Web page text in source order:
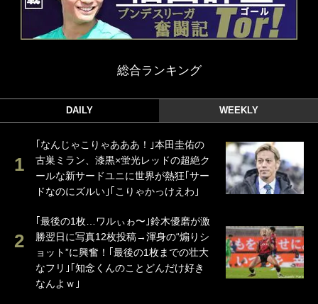
総合ランキング
DAILY WEEKLY
｢なんじゃこりゃあああ！｣本田圭佑の
古巣ミラン、漆黒×蛍光レッドの超絶ク
ールな新サードユニに世界が熱狂｢サー
ドなのにズルい｣｢こりゃかっけえわ｣
｢最後の1枚…ワルぃゎ〜｣鈴木優磨が激
勝翌日に写真12枚投稿→渾身の“煽りシ
ョット”に興奮！｢最後の1枚までの壮大
なフリ｣｢知念くんのことどんだけ好き
なんよｗ｣